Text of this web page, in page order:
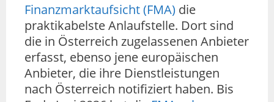
Finanzmarktaufsicht (FMA) die
praktikabelste Anlaufstelle. Dort sind
die in Österreich zugelassenen Anbieter
erfasst, ebenso jene europäischen
Anbieter, die ihre Dienstleistungen
nach Österreich notifiziert haben. Bis